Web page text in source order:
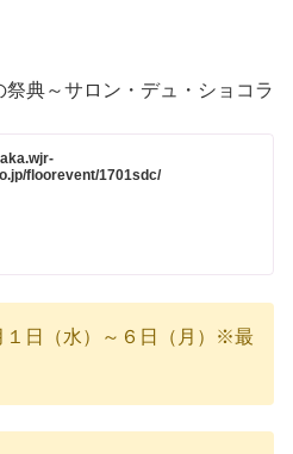
典～サロン・デュ・ショコラ
floorevent/1701sdc/
１日（水）～６日（月）※最